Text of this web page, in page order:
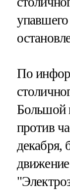
По
Большой
против
декабря,